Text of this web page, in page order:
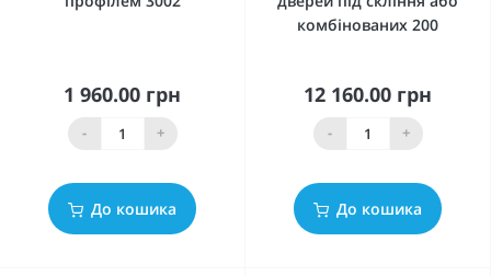
1 960.00 грн
- +
До кошика
комбінованих 200
12 160.00 грн
- +
До кошика